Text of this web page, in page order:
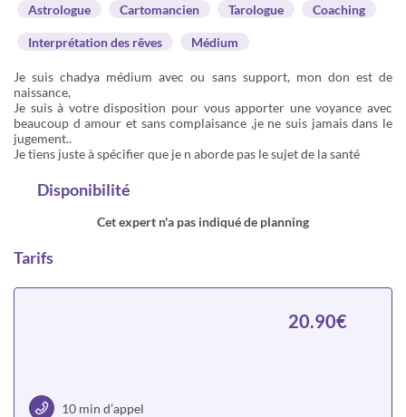
Astrologue Cartomancien Tarologue Coaching
Interprétation des rêves Médium
Je suis chadya médium avec ou sans support, mon don est de
naissance,
Je suis à votre disposition pour vous apporter une voyance avec
beaucoup d amour et sans complaisance ,je ne suis jamais dans le
jugement..
Je tiens juste à spécifier que je n aborde pas le sujet de la santé
Disponibilité
Cet expert n'a pas indiqué de planning
Tarifs
10 min d’appel
20.90€